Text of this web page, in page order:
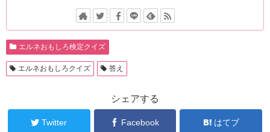
エルネおもしろ検定クイズ
エルネおもしろクイズ 答え
シェアする
Twitter Facebook はてブ